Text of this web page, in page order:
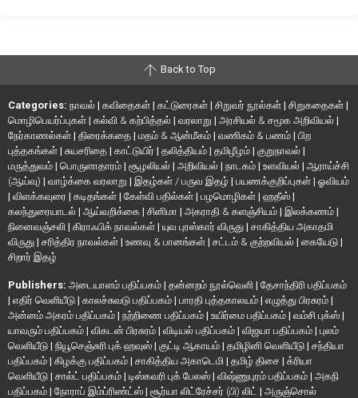
Back to Top
Categories: நாவல் | கவிதைகள் | கட்டுரைகள் | சிறுவர் நூல்கள் | சிறுகதைகள் |
மொழிபெயர்ப்புகள் | கல்வி & கற்பித்தல் | வரலாறு | அரசியல் & சமூக அறிவியல் |
நேர்காணல்கள் | திரைக்கதை | மதம் & ஆன்மீகம் | வணிகம் & பணம் | பிற
புத்தகங்கள் | சுயசரிதை | காட்டுயிர் | தலித்தியம் | தமிழீழம் | குறுநாவல் |
மருத்துவம் | பொருளாதாரம் | சூழலியல் | அறிவியல் | நாடகம் | உளவியல் | ஆராய்ச்சி
(ஆய்வு) | வாழ்க்கை வரலாறு | இதழ்கள் / பருவ இதழ் | பயணக்குறிப்புகள் | ஓவியம்
| விளக்கவுரை | கடிதங்கள் | கேள்வி பதில்கள் | பழமொழிகள் | ஹதீஸ் |
கலந்துரையாடல் | ஆய்வறிக்கை | சினிமா | அகராதி & களஞ்சியம் | இலக்கணம் |
நினைவஞ்சலி | கிராஃபிக் நாவல்கள் | யுவ புரஸ்கார் விருது | சாகித்திய அகாதமி
விருது | சரித்திர நாவல்கள் | உணவு & பானங்கள் | சட்டம் & குற்றவியல் | கையேடு |
சிறார் இதழ்
Publishers: அடையாளம் பதிப்பகம் | தன்னறம் நூல்வெளி | தேசாந்திரி பதிப்பகம்
| எதிர் வெளியீடு | காலச்சுவடு பதிப்பகம் | பாரதி புத்தகாலயம் | எழுத்து பிரசுரம் |
அன்னம் அகரம் பதிப்பகம் | நற்றிணை பதிப்பகம் | உயிர்மை பதிப்பகம் | வம்சி புக்ஸ் |
யாவரும் பதிப்பகம் | விகடன் பிரசுரம் | விடியல் பதிப்பகம் | விஜயா பதிப்பகம் | புலம்
வெளியீடு | நியூசெஞ்சுரி புக் ஹவுஸ் | குட்டி ஆகாயம் | தமிழினி வெளியீடு | சந்தியா
பதிப்பகம் | கிழக்கு பதிப்பகம் | சாகித்திய அகாடெமி | தமிழ் திசை | க்ரியா
வெளியீடு | சால்ட் பதிப்பகம் | டிஸ்கவரி புக் பேலஸ் | விஷ்ணுபுரம் பதிப்பகம் | அகநி
பதிப்பகம் | நோராப் இம்ப்ரிண்ட்ஸ் | சூர்யா லிட்ரேச்சர் (பி) லிட் | அருஞ்சொல்